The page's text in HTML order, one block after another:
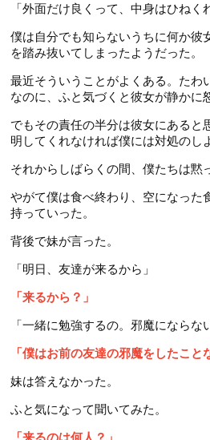
「外面だけ良くって、中身はひねく
僕は自分でも知らないうちに何か彼
を踏み抜いてしまったようだった。
最近そういうことがよくある。たわ
なのに、ふと気づくと彼女が静かに
でもその責任の半分は彼女にあると
明してくれなければ僕には対処のし
それからしばらくの間、僕たちは黙
やがて僕は食べ終わり、空になった
持っていった。
背後で妹が言った。
「明日、友達が来るから」
「来るから？」
「一緒に勉強するの。邪魔にならな
「僕はお前の友達の邪魔をしたこと
妹は答えなかった。
ふと気になって聞いてみた。
「来るのは何人？」